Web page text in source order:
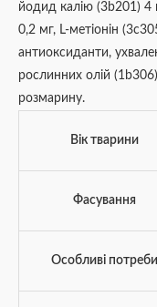
йодид калію (3b201) 4
0,2 мг, L-метіонін
антиоксиданти,
рослинних олій
розмарину.
Вік тварини
Фасування
Особливі потреби